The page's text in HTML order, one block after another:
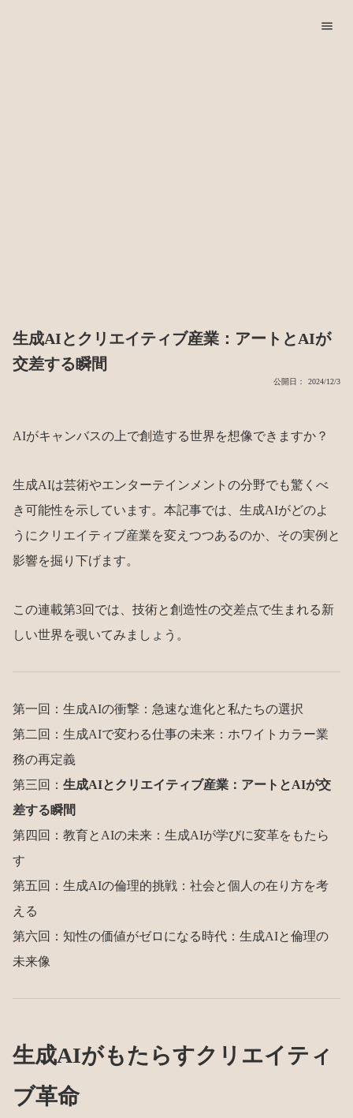
menu
生成AIとクリエイティブ産業：アートとAIが
交差する瞬間
公開日： 2024/12/3
AIがキャンバスの上で創造する世界を想像できますか？
生成AIは芸術やエンターテインメントの分野でも驚くべ
き可能性を示しています。本記事では、生成AIがどのよ
うにクリエイティブ産業を変えつつあるのか、その実例と
影響を掘り下げます。
この連載第3回では、技術と創造性の交差点で生まれる新
しい世界を覗いてみましょう。
第一回： 生成AIの衝撃：急速な進化と私たちの選択
第二回： 生成AIで変わる仕事の未来：ホワイトカラー業
務の再定義
第三回： 生成AIとクリエイティブ産業：アートとAIが交
差する瞬間
第四回： 教育とAIの未来：生成AIが学びに変革をもたら
す
第五回： 生成AIの倫理的挑戦：社会と個人の在り方を考
える
第六回： 知性の価値がゼロになる時代：生成AIと倫理の
未来像
生成AIがもたらすクリエイティ
ブ革命